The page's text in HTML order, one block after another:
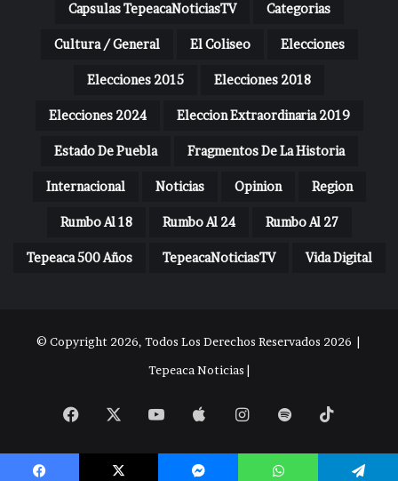
Capsulas TepeacaNoticiasTV Categorias
Cultura / General El Coliseo Elecciones
Elecciones 2015 Elecciones 2018
Elecciones 2024 Eleccion Extraordinaria 2019
Estado De Puebla Fragmentos De La Historia
Internacional Noticias Opinion Region
Rumbo Al 18 Rumbo Al 24 Rumbo Al 27
Tepeaca 500 Años TepeacaNoticiasTV Vida Digital
© Copyright 2026, Todos Los Derechos Reservados 2026 |
Tepeaca Noticias |
Facebook YouTubeAppleInstagram
Spotify